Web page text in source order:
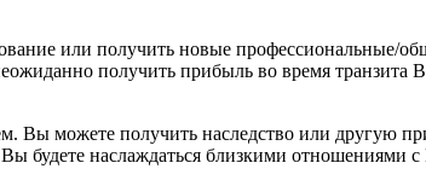
или получить новые профессиональные/
получить прибыль во время транзита
Вы можете получить наследство или другую
будете наслаждаться близкими